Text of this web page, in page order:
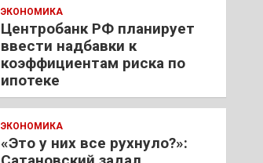
ЭКОНОМИКА
Центробанк РФ планирует
ввести надбавки к
коэффициентам риска по
ипотеке
ЭКОНОМИКА
«Это у них все рухнуло?»: